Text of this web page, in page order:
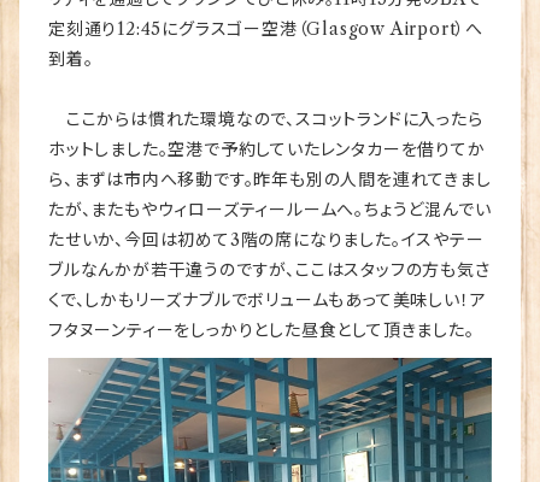
定刻通り12:45にグラスゴー空港（Glasgow Airport）へ
到着。
ここからは慣れた環境なので、スコットランドに入ったら
ホットしました。空港で予約していたレンタカーを借りてか
ら、まずは市内へ移動です。昨年も別の人間を連れてきまし
たが、またもやウィローズティールームへ。ちょうど混んでい
たせいか、今回は初めて3階の席になりました。イスやテー
ブルなんかが若干違うのですが、ここはスタッフの方も気さ
くで、しかもリーズナブルでボリュームもあって美味しい！ア
フタヌーンティーをしっかりとした昼食として頂きました。